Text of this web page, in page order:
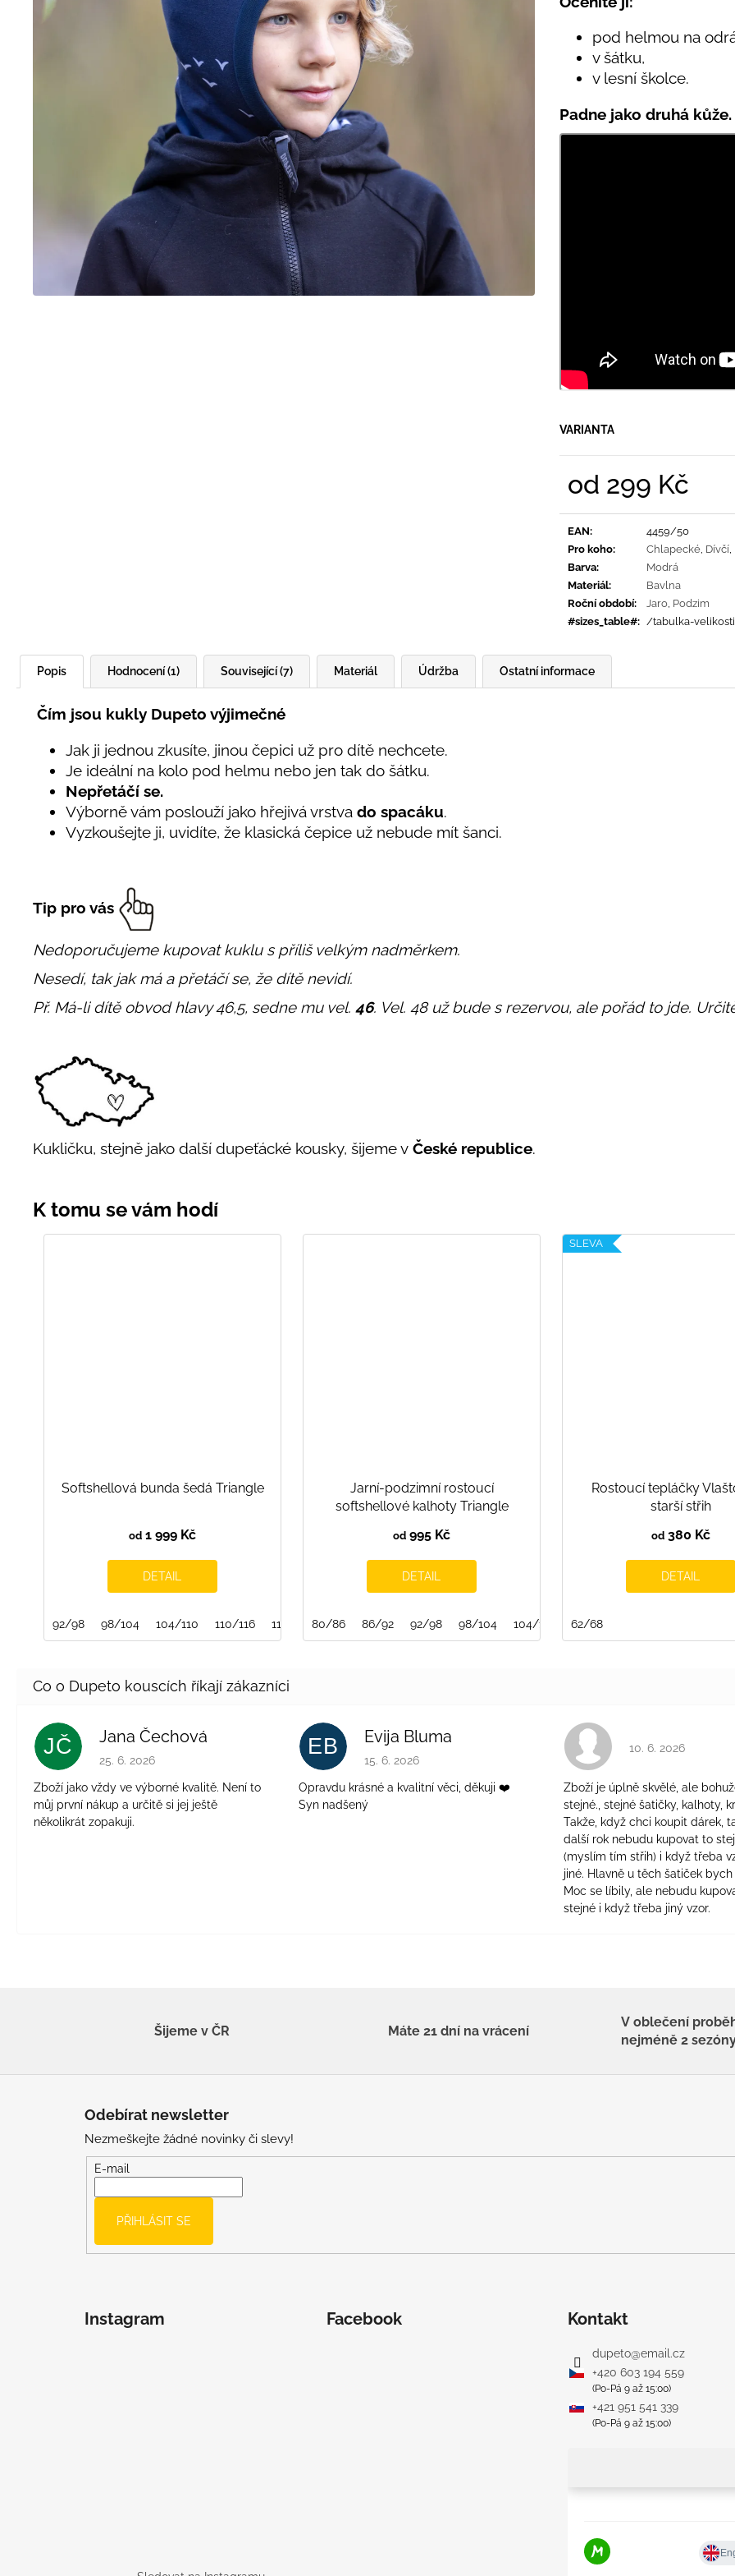
pod helmou na
v šátku,
v lesní školce.
Padne jako druhá kůže.
VARIANTA
od 299 Kč
EAN:
4459/50
Pro koho: Chlapecké Dívčí
Barva:
Modrá
Materiál:
Bavlna
Roční období: Jaro Podzim
#sizes_table#: /tabulka-
Popis Hodnocení (1) Související (7) Ostatní informace
Materiál Údržba
Čím jsou kukly Dupeto výjimečné
Jak ji jednou zkusíte, jinou čepici už pro dítě nechcete.
Je ideální na kolo pod helmu nebo jen tak do šátku.
Nepřetáčí se.
Výborně vám poslouží jako hřejivá vrstva do spacáku.
Vyzkoušejte ji, uvidíte, že klasická čepice už nebude mít šanci.
Tip pro vás
Nedoporučujeme kupovat kuklu s příliš velkým nadměrkem.
Nesedí, tak jak má a přetáčí se, že dítě nevidí.
Př. Má-li dítě obvod hlavy 46,5, sedne mu vel. 46. Vel. 48 už bude s rezervou, ale pořád to jde.
Kukličku, stejně jako další dupeťácké kousky, šijeme v České republice.
Softshellová bunda šedá Triangle
od 1 999 Kč
DETAIL
92/98 98/104 104/110 110/116 116/122
Jarní-podzimní rostoucí
softshellové kalhoty Triangle
od 995 Kč
DETAIL
80/86 86/92 92/98 98/104 104/110 110/116
SLEVA
Rostoucí tepláčky
starší střih
od 380 Kč
DETAIL
62/68
JČ Jana Čechová
Hodnocení obchodu je 5 z 5 hvězdiček.
25. 6. 2026
Zboží jako vždy ve výborné kvalitě. Není to
můj první nákup a určitě si jej ještě
několikrát zopakuji.
EB Evija Bluma
Hodnocení obchodu je 5 z 5 hvězdiček.
15. 6. 2026
Opravdu krásné a kvalitní věci, děkuji ❤️
Syn nadšený
Hodnocení
10. 6. 2026
Zboží je úplně skvělé, ale
stejné., stejné šatičky, kalhoty,
Takže, když chci koupit dárek,
další rok nebudu kupovat to
(myslím tím střih) i když třeba
jiné. Hlavně u těch šatiček
Moc se líbily, ale nebudu
stejné i když třeba jiný vzor.
395 Kč
Šijeme v ČR Máte 21 dní na vrácení
V oblečení
nejméně 2
Odebírat newsletter
Nezmeškejte žádné novinky či slevy!
E-mail
PŘIHLÁSIT SE
Instagram Facebook Kontakt
dupeto@email.cz
+420 603 194 559
(Po-Pá 9 až 15:00)
+421 951 541 339
(Po-Pá 9 až 15:00)